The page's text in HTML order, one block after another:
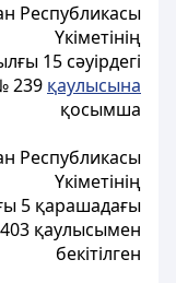
Республикасы
Үкіметінің
15 сәуірдегі
239 қаулысына
қосымша
Республикасы
Үкіметінің
5 қарашадағы
қаулысымен
бекітілген